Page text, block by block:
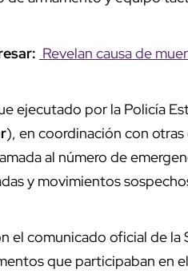
Revelan causa de
ejecutado por la Policía
), en coordinación con
al número de
y movimientos
el comunicado oficial de
que participaban en